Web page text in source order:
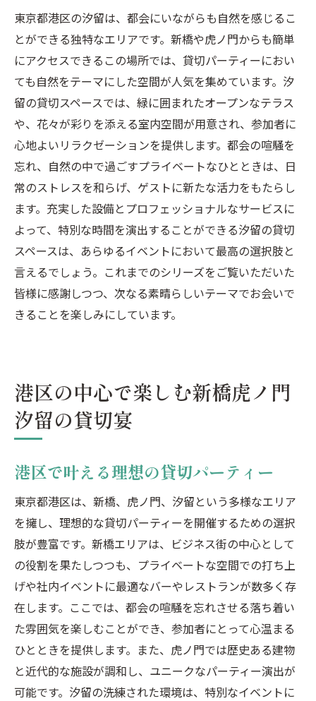
東京都港区の汐留は、都会にいながらも自然を感じるこ
とができる独特なエリアです。新橋や虎ノ門からも簡単
にアクセスできるこの場所では、貸切パーティーにおい
ても自然をテーマにした空間が人気を集めています。汐
留の貸切スペースでは、緑に囲まれたオープンなテラス
や、花々が彩りを添える室内空間が用意され、参加者に
心地よいリラクゼーションを提供します。都会の喧騒を
忘れ、自然の中で過ごすプライベートなひとときは、日
常のストレスを和らげ、ゲストに新たな活力をもたらし
ます。充実した設備とプロフェッショナルなサービスに
よって、特別な時間を演出することができる汐留の貸切
スペースは、あらゆるイベントにおいて最高の選択肢と
言えるでしょう。これまでのシリーズをご覧いただいた
皆様に感謝しつつ、次なる素晴らしいテーマでお会いで
きることを楽しみにしています。
港区の中心で楽しむ新橋虎ノ門
汐留の貸切宴
港区で叶える理想の貸切パーティー
東京都港区は、新橋、虎ノ門、汐留という多様なエリア
を擁し、理想的な貸切パーティーを開催するための選択
肢が豊富です。新橋エリアは、ビジネス街の中心として
の役割を果たしつつも、プライベートな空間での打ち上
げや社内イベントに最適なバーやレストランが数多く存
在します。ここでは、都会の喧騒を忘れさせる落ち着い
た雰囲気を楽しむことができ、参加者にとって心温まる
ひとときを提供します。また、虎ノ門では歴史ある建物
と近代的な施設が調和し、ユニークなパーティー演出が
可能です。汐留の洗練された環境は、特別なイベントに